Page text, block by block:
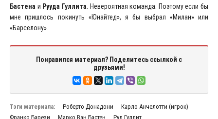
Бастена и Рууда Гуллита . Невероятная команда. Поэтому если бы
мне пришлось покинуть «Юнайтед», я бы выбрал «Милан» или
«Барселону».
Понравился материал? Поделитесь ссылкой с
друзьями!
Тэги материала: Роберто Донадони
Карло Анчелотти (игрок)
Франко Барези
Марко Ван Бастен Руд Гуллит